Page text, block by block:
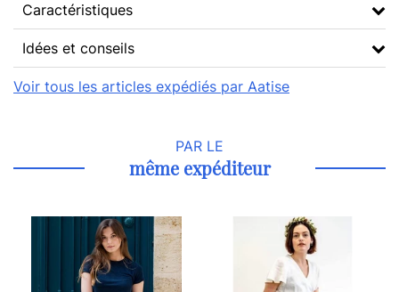
Caractéristiques
Idées et conseils
Voir tous les articles expédiés par Aatise
PAR LE
même expéditeur